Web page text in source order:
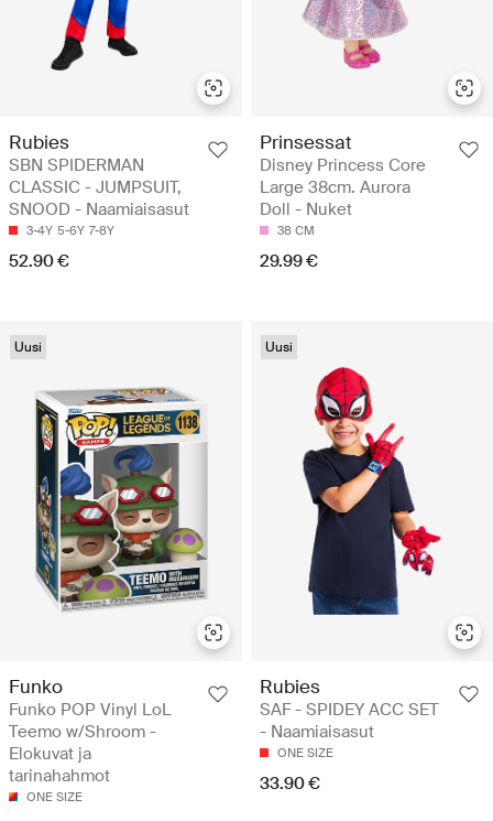
Rubies
SBN SPIDERMAN
CLASSIC - JUMPSUIT,
SNOOD - Naamiaisasut
3-4Y 5-6Y 7-8Y
52.90 €
Prinsessat
Disney Princess Core
Large 38cm. Aurora
Doll - Nuket
38 CM
29.99 €
Uusi
Funko
Funko POP Vinyl LoL
Teemo w/Shroom -
Elokuvat ja
tarinahahmot
ONE SIZE
Uusi
Rubies
SAF - SPIDEY ACC SET
- Naamiaisasut
ONE SIZE
33.90 €